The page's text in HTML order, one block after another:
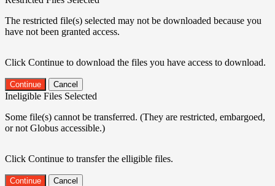
The restricted file(s) selected may not be downloaded because you
have not been granted access.
Click Continue to download the files you have access to download.
Continue Cancel
Ineligible Files Selected
Some file(s) cannot be transferred. (They are restricted, embargoed,
or not Globus accessible.)
Click Continue to transfer the elligible files.
Continue Cancel